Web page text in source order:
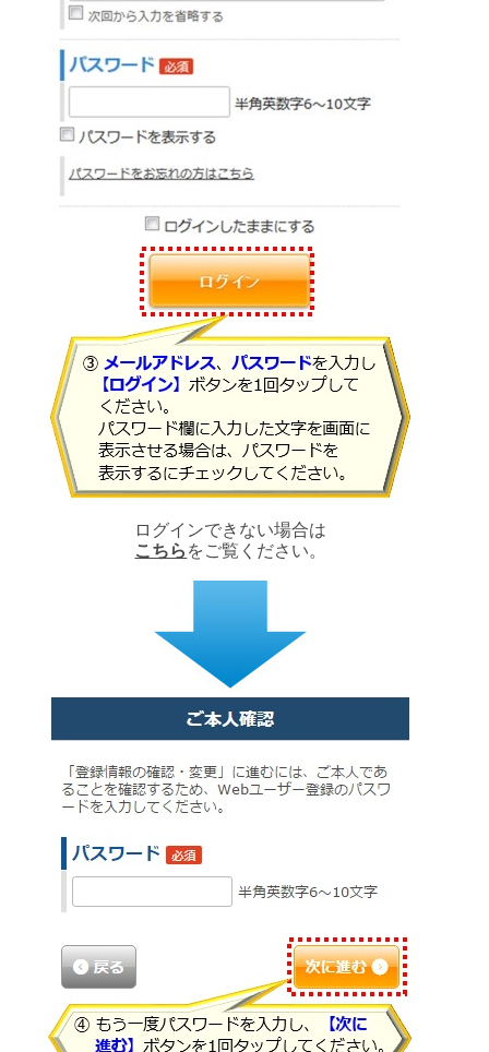
ログインできない場合は
こちら をご覧ください。